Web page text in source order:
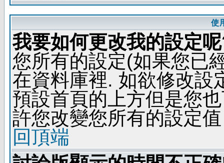
使
我要如何更改我的設定
您所有的設定(如果您已
在資料庫裡. 如欲修改設
預設首頁的上方但是您
許您改變您所有的設定值
回頂端